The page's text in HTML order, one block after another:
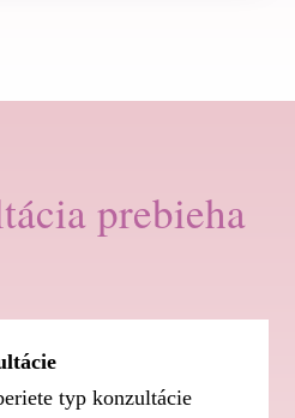
prebieha
typ konzultácie